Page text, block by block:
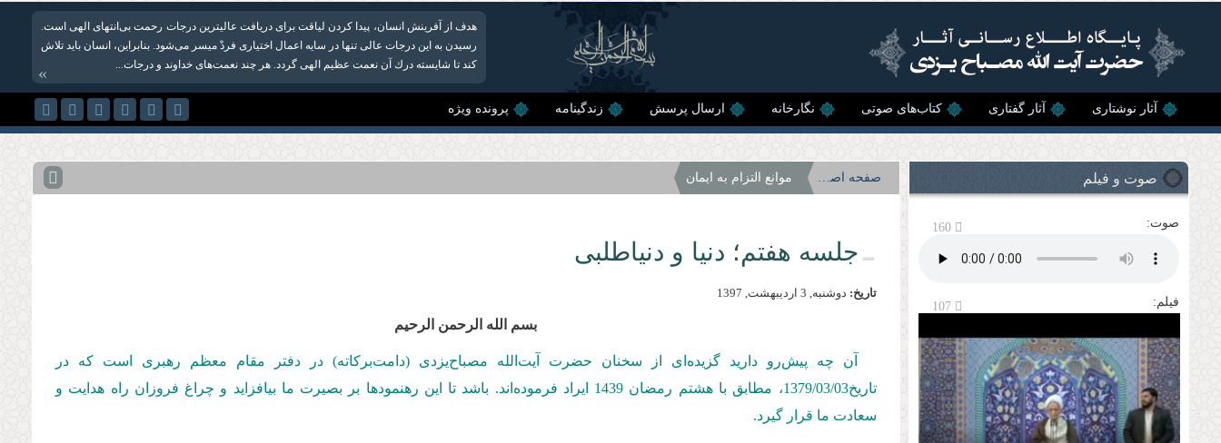
هدف از آفرینش انسان، پیدا کردن لیاقت برای دریافت عالی‏ترین درجات رحمت بی‌انتهای الهی است.
رسیدن به این درجات عالی تنها در سایه اعمال اختیاری فردْ میسر می‌شود. بنابراین، انسان باید تلاش
كند تا شایسته درك آن نعمت عظیم الهی گردد. هر چند نعمت‌های خداوند و درجات...
»
آثار نوشتاری آثار گفتاری کتاب‌های صوتی نگارخانه ارسال پرسش زندگینامه پرونده ویژه
صوت و فیلم
صوت: 160
فیلم: 107
صفحه اصلی موانع التزام به ایمان
جلسه هفتم؛ دنیا و دنیاطلبی
تاریخ: دوشنبه, 3 ارديبهشت, 1397
بسم الله الرحمن الرحیم
آن چه پیش‌رو دارید گزیده‌ای از سخنان حضرت آیت‌الله مصباح‌یزدی (دامت‌بركاته) در دفتر مقام معظم رهبری است كه در
تاریخ1379/03/03، مطابق با هشتم رمضان 1439 ایراد فرموده‌اند. باشد تا این رهنمودها بر بصیرت ما بیافزاید و چراغ فروزان راه هدایت و
سعادت ما قرار گیرد.